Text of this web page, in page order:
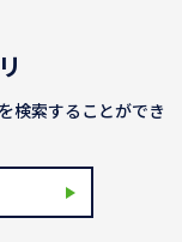
検索することができ